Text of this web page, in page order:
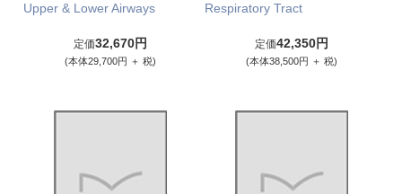
Upper & Lower Airways
定価32,670円
(本体29,700円 ＋ 税)
Respiratory Tract
定価42,350円
(本体38,500円 ＋ 税)